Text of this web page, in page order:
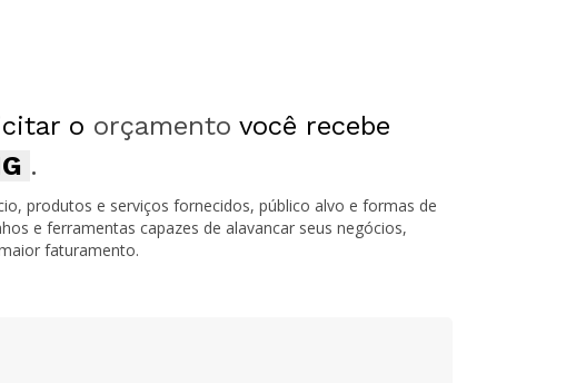
o orçamento você recebe
.
produtos e serviços fornecidos, público alvo e formas de
e ferramentas capazes de alavancar seus negócios,
faturamento.